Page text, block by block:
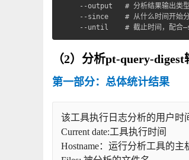
--output   # 分析结果输出类
--since    # 从什么时间开始
--until    # 截止时间，配合
（2）分析pt-query-
第一部分：总体统计结果
该工具执行日志分析的用户时
Current date:工具执行时间
Hostname：运行分析工具的主